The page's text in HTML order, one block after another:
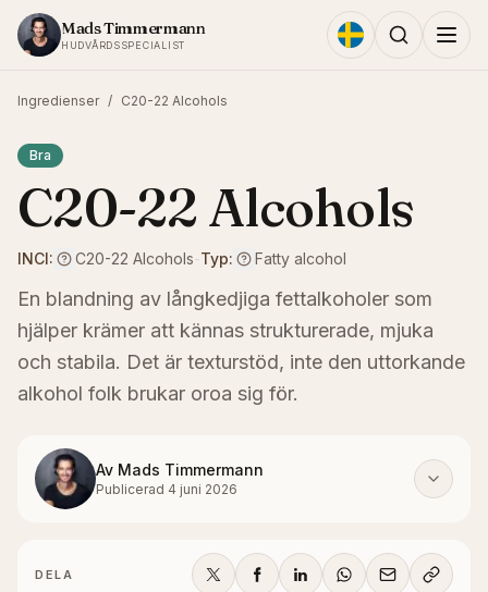
Hoppa till innehållet
Mads Timmermann
HUDVÅRDSSPECIALIST
Ingredienser / C20-22 Alcohols
Bra
C20-22 Alcohols
INCI: C20-22 Alcohols-Typ: Fatty alcohol
En blandning av långkedjiga fettalkoholer som
hjälper krämer att kännas strukturerade, mjuka
och stabila. Det är texturstöd, inte den uttorkande
alkohol folk brukar oroa sig för.
Av Mads Timmermann
Publicerad 4 juni 2026
DELA